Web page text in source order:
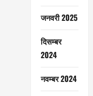
जनवरी 2025
दिसम्बर
2024
नवम्बर 2024